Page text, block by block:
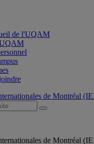
de l'UQAM
de Montréal
de Montréal